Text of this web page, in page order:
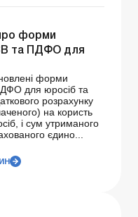
форми
та ПДФО для
форми
для юросіб та
розрахунку
на користь
і сум утриманого
єдино...